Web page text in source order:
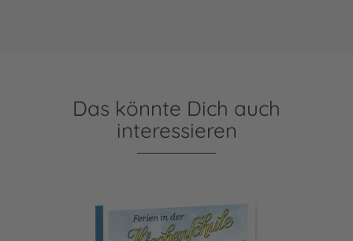
Das könnte Dich auch
interessieren